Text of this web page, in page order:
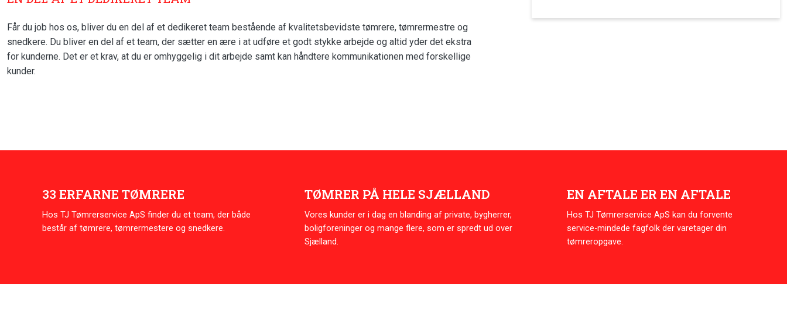
Får du job hos os, bliver du en del af et dedikeret team bestående af kvalitetsbevidste tømrere, tømrermestre og
snedkere. Du bliver en del af et team, der sætter en ære i at udføre et godt stykke arbejde og altid yder det ekstra
for kunderne. Det er et krav, at du er omhyggelig i dit arbejde samt kan håndtere kommunikationen med forskellige
kunder.​
33 ERFARNE TØMRERE
Hos TJ Tømrerservice ApS finder du et team, der både
består af tømrere, tømrermestere og snedkere.
TØMRER PÅ HELE SJÆLLAND
Vores kunder er i dag en blanding af private, bygherrer,
boligforeninger og mange flere, som er spredt ud over
Sjælland.
EN AFTALE ER EN AFTALE
Hos TJ Tømrerservice ApS kan du forvente
service-mindede fagfolk der varetager din
tømreropgave.